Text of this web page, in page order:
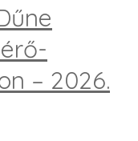
– 2026.